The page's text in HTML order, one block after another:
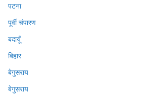
पटना
पूर्वी चंपारण
बदायूँ
बिहार
बेगुसराय
बेगुसराय